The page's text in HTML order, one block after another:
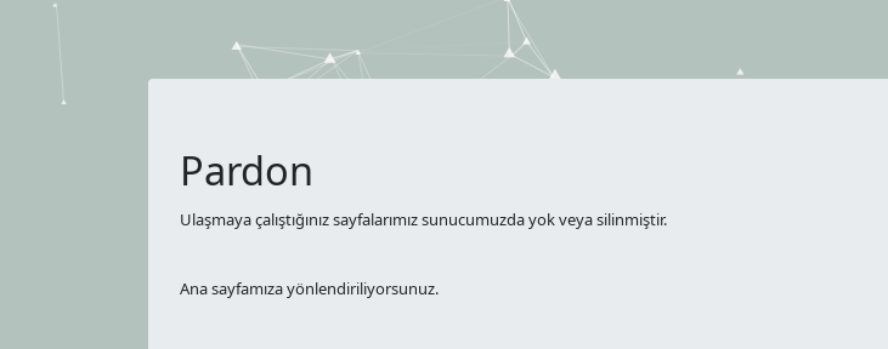
Pardon
Ulaşmaya çalıştığınız sayfalarımız sunucumuzda yok veya silinmiştir.
Ana sayfamıza yönlendiriliyorsunuz.